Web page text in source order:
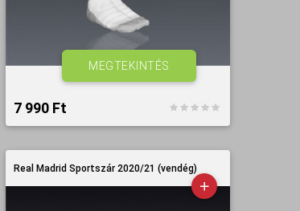
7 990 Ft‎
MEGTEKINTÉS
Real Madrid Sportszár 2020/21 (vendég)